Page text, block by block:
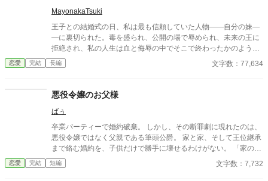
来た。
MayonakaTsuki
王子との結婚式の日、私は最も信頼していた人物――自分の妹―
―に裏切られた。毒を盛られ、公開の場で辱められ、未来の王に
拒絶され、私の人生は血と侮辱の中でそこで終わったかのように
思えた。しかし、死が私を迎えたとき、不可能なことが起きた―
―私は同じ回廊で、祭壇の前で目を覚まし、あらゆる涙、嘘、そ
得た私は、ただ一つの使命を持つ――真実を突き止め、奪われた
ものを取り戻し、私を破滅させた者たちにその代償を払わせる。
もはや、何も以前のままではない。何も許されない。
恋愛 完結 長編 文字数：77,634
悪役令嬢のお父様
ばぅ
卒業パーティーで婚約破棄。 しかし、その断罪劇に現れたのは、
悪役令嬢ではなく父親である筆頭公爵。 家と家、そして王位継承
まで絡む婚約を、子供だけで勝手に壊せるわけがない。 「家の話
であれば、私を通していただこうか」 その一言で、恋に酔った王
太子の“物語”は終わりを告げて――！？ これは、婚約破棄を現実
恋愛 完結 短編 文字数：7,732